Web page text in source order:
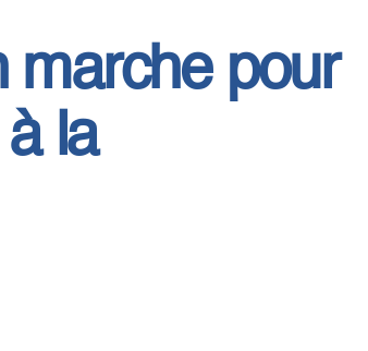
marche pour
la